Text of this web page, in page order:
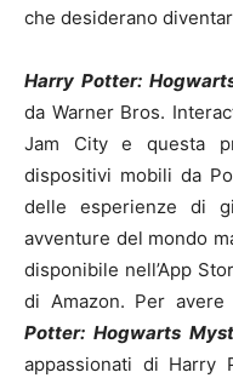
che desiderano
Harry Potter:
da Warner Bros.
Jam City e questa
dispositivi mobili da
delle esperienze di
avventure del mondo
disponibile nell’App
di Amazon. Per
Potter: Hogwarts
appassionati di Harry